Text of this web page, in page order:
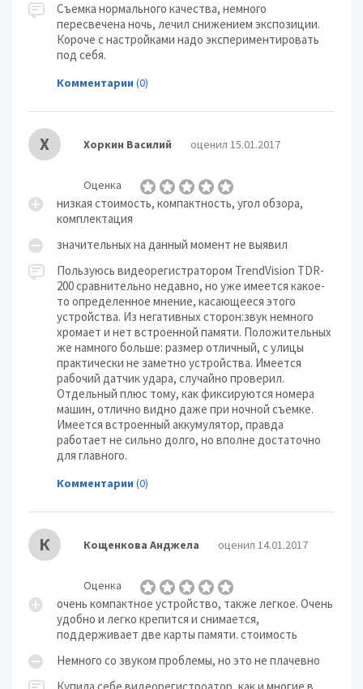
Съемка нормального качества, немного
пересвечена ночь, лечил снижением экспозиции.
Короче с настройками надо экспериментировать
под себя.
Комментарии (0)
Х Хоркин Василий оценил 15.01.2017
Оценка
низкая стоимость, компактность, угол обзора,
комплектация
значительных на данный момент не выявил
Пользуюсь видеорегистратором TrendVision TDR-
200 сравнительно недавно, но уже имеется какое-
то определенное мнение, касающееся этого
устройства. Из негативных сторон:звук немного
хромает и нет встроенной памяти. Положительных
же намного больше: размер отличный, с улицы
практически не заметно устройства. Имеется
рабочий датчик удара, случайно проверил.
Отдельный плюс тому, как фиксируются номера
машин, отлично видно даже при ночной съемке.
Имеется встроенный аккумулятор, правда
работает не сильно долго, но вполне достаточно
для главного.
Комментарии (0)
К Кощенкова Анджела оценил 14.01.2017
Оценка
очень компактное устройство, также легкое. Очень
удобно и легко крепится и снимается,
поддерживает две карты памяти. стоимость
Немного со звуком проблемы, но это не плачевно